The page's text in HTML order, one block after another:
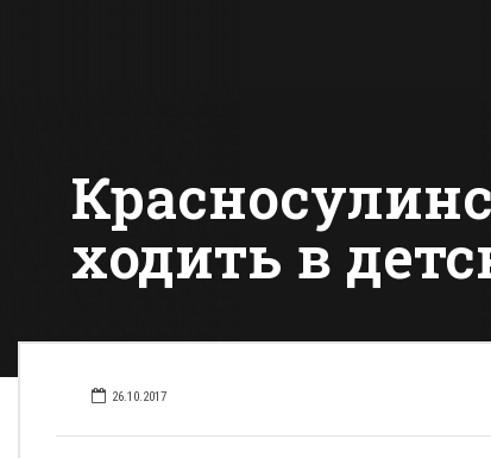
ходить в
26.10.2017